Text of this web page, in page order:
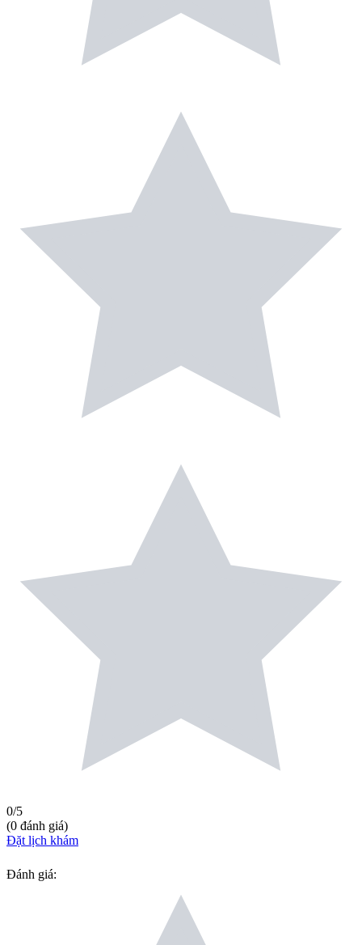
0/5
(0 đánh giá)
Đặt lịch khám
Đánh giá: